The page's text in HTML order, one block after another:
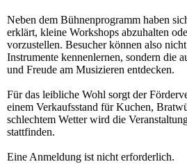
Neben dem Bühnenprogramm haben
erklärt, kleine Workshops abzuhalten
vorzustellen. Besucher können also
Instrumente kennenlernen, sondern die
und Freude am Musizieren entdecken.
Für das leibliche Wohl sorgt der
einem Verkaufsstand für Kuchen,
schlechtem Wetter wird die
stattfinden.
Eine Anmeldung ist nicht erforderlich.